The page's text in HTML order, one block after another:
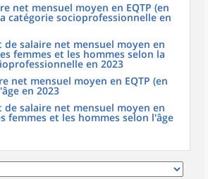
net mensuel moyen en EQTP (en
catégorie socioprofessionnelle en
de salaire net mensuel moyen en
femmes et les hommes selon la
en 2023
net mensuel moyen en EQTP (en
en 2023
de salaire net mensuel moyen en
femmes et les hommes selon l'âge